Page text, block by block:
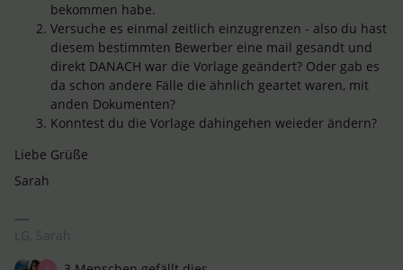
bekommen habe.
Versuche es einmal zeitlich einzugrenzen - also du hast
diesem bestimmten Bewerber eine mail gesandt und
direkt DANACH war die Vorlage geändert? Oder gab es
da schon andere Fälle die ähnlich geartet waren, mit
anden Dokumenten?
Konntest du die Vorlage dahingehen weieder ändern?
Liebe Grüße
Sarah